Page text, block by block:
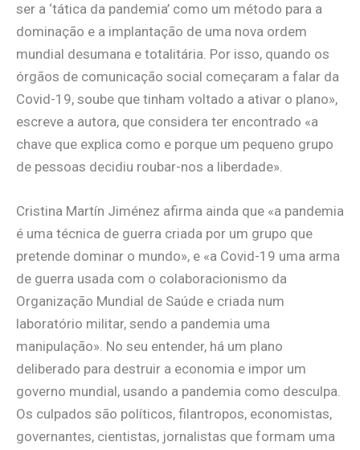
ser a ‘tática da pandemia’ como um método para a
dominação e a implantação de uma nova ordem
mundial desumana e totalitária. Por isso, quando os
órgãos de comunicação social começaram a falar da
Covid-19, soube que tinham voltado a ativar o plano»,
escreve a autora, que considera ter encontrado «a
chave que explica como e porque um pequeno grupo
de pessoas decidiu roubar-nos a liberdade».
Cristina Martín Jiménez afirma ainda que «a pandemia
é uma técnica de guerra criada por um grupo que
pretende dominar o mundo», e «a Covid-19 uma arma
de guerra usada com o colaboracionismo da
Organização Mundial de Saúde e criada num
laboratório militar, sendo a pandemia uma
manipulação». No seu entender, há um plano
deliberado para destruir a economia e impor um
governo mundial, usando a pandemia como desculpa.
Os culpados são políticos, filantropos, economistas,
governantes, cientistas, jornalistas que formam uma